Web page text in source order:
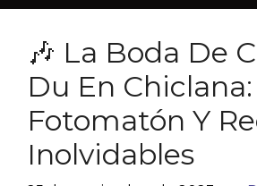
🎶 La Boda De
Du En
Fotomatón Y
Inolvidables